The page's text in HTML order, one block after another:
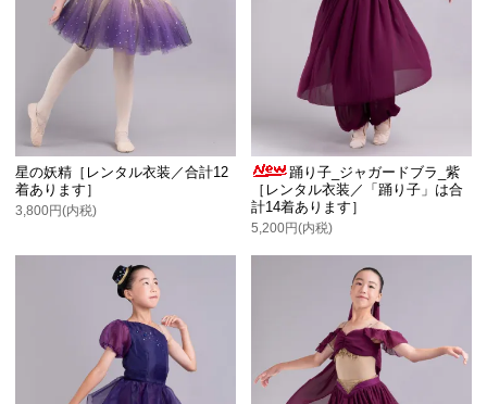
星の妖精［レンタル衣装／合計12
着あります］
3,800円(内税)
踊り子_ジャガードブラ_紫
［レンタル衣装／「踊り子」は合
計14着あります］
5,200円(内税)